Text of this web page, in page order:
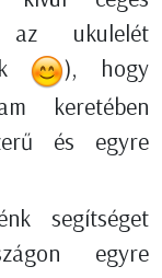
az ukulelét
), hogy
keretében
és egyre
segítséget
egyre